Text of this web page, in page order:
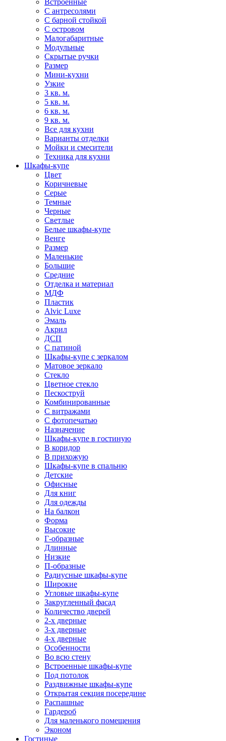
Встроенные
С антресолями
С барной стойкой
С островом
Малогабаритные
Модульные
Скрытые ручки
Размер
Мини-кухни
Узкие
3 кв. м.
5 кв. м.
6 кв. м.
9 кв. м.
Все для кухни
Варианты отделки
Мойки и смесители
Техника для кухни
Шкафы-купе
Цвет
Коричневые
Серые
Темные
Черные
Светлые
Белые шкафы-купе
Венге
Размер
Маленькие
Большие
Средние
Отделка и материал
МДФ
Пластик
Alvic Luxe
Эмаль
Акрил
ДСП
С патиной
Шкафы-купе с зеркалом
Матовое зеркало
Стекло
Цветное стекло
Пескоструй
Комбинированные
С витражами
С фотопечатью
Назначение
Шкафы-купе в гостиную
В коридор
В прихожую
Шкафы-купе в спальню
Детские
Офисные
Для книг
Для одежды
На балкон
Форма
Высокие
Г-образные
Длинные
Низкие
П-образные
Радиусные шкафы-купе
Широкие
Угловые шкафы-купе
Закругленный фасад
Количество дверей
2-х дверные
3-х дверные
4-х дверные
Особенности
Во всю стену
Встроенные шкафы-купе
Под потолок
Раздвижные шкафы-купе
Открытая секция посередине
Распашные
Гардероб
Для маленького помещения
Эконом
Гостиные